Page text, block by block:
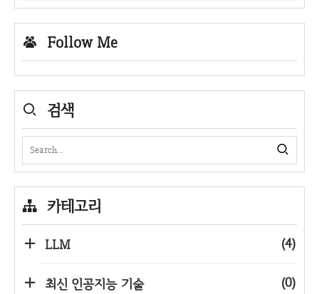
Follow Me
검색
카테고리
LLM (4)
최신 인공지능 기술 (0)